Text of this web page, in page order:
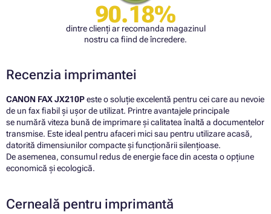
90.18%
dintre clienți ar recomanda magazinul
nostru ca fiind de încredere.
Recenzia imprimantei
CANON FAX JX210Peste o soluție excelentă pentru cei care au nevoie
de un fax fiabil și ușor de utilizat. Printre avantajele principale
se numără viteza bună de imprimare și calitatea înaltă a documentelor
transmise. Este ideal pentru afaceri mici sau pentru utilizare acasă,
datorită dimensiunilor compacte și funcționării silențioase.
De asemenea, consumul redus de energie face din acesta o opțiune
economică și ecologică.
Cerneală pentru imprimantă